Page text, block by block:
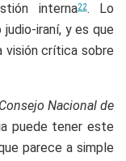
interna22. Lo
iraní, y es que
visión crítica sobre
Nacional de
puede tener este
parece a simple